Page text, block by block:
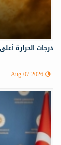
درجات الحرارة أعلى من
Aug 07 2026